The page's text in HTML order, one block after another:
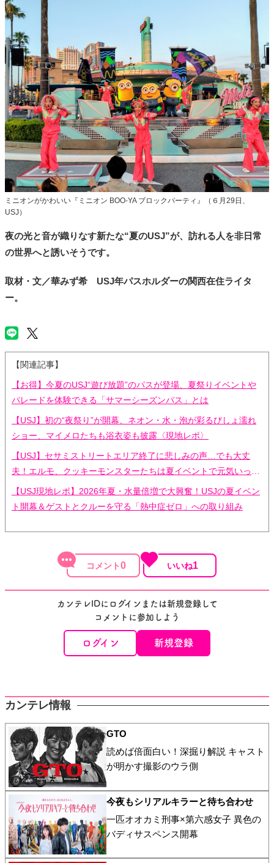
ミニオンがかわいい『ミニオン BOO-YA ブロックパーティ』（６月29日、
USJ）
夜の光と音が織りなす新たな“夏のUSJ”が、訪れる人を非日常
の世界へと誘いそうです。
取材・文／華みず希 USJ年パスホルダーの関西在住ライタ
ー。
【関連記事】
【お得】今夏のUSJ“遊び放題”のパスが登場、夏祭りイベントや
パレードを体験できる「サマーシーズンパス」とは
【USJ】初の“夜祭り”が開幕、ネオン・水・泡が彩るびしょ濡れ
ショー、マイメロたちも浴衣姿も披露〈現地レポ〉
【USJ】セサミストリートエリア終了に悲しみの声…でも大丈
夫！エルモ、クッキーモンスターたちは夏イベントで元気いっぱ
い【現地レポ】
【USJ現地レポ】2026年夏・水量倍増で大興奮！USJの夏イベン
ト開幕＆ゲストとクルーを守る「熱中症ゼロ」への取り組み
0 1
カンテレIDにログインまたは新規登録して
コメントに参加しよう
ログイン 新規登録
カンテレ情報
GTO
読めば倍面白い！深掘り解説 キャスト
が明かす撮影のウラ側
今夜もシリアルキラーと待ち合わせ
一匹オオカミ刑事×第六感女子 異色の
バディサスペンス開幕